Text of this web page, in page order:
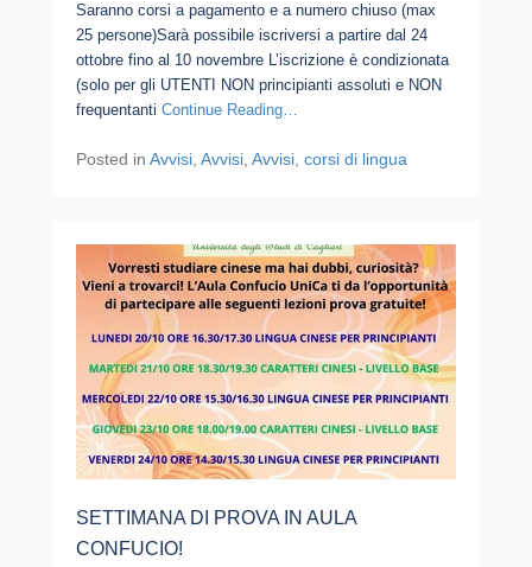
Saranno corsi a pagamento e a numero chiuso (max
25 persone)Sarà possibile iscriversi a partire dal 24
ottobre fino al 10 novembre L’iscrizione è condizionata
(solo per gli UTENTI NON principianti assoluti e NON
frequentanti Continue Reading…
Posted in Avvisi, Avvisi, Avvisi, corsi di lingua
SETTIMANA DI PROVA IN AULA
CONFUCIO!